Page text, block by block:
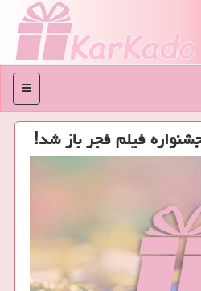
منو
فیلم فجر باز شد!